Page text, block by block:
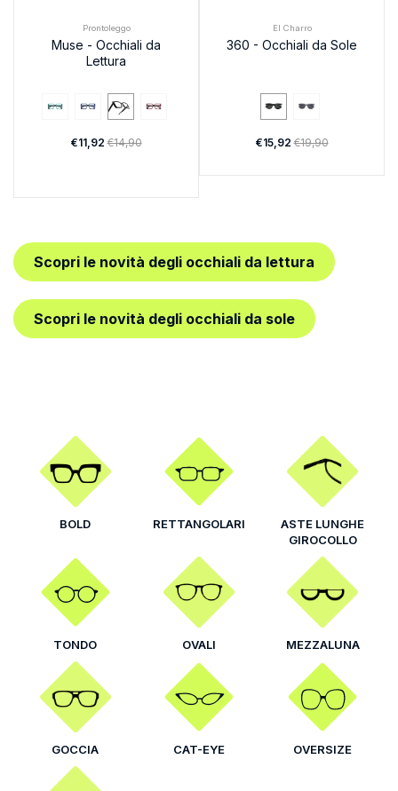
Prontoleggo
Muse - Occhiali da
Lettura
€11,92€14,90
El Charro
360 - Occhiali da Sole
€15,92€19,90
Scopri le novità degli occhiali da lettura
Scopri le novità degli occhiali da sole
BOLD RETTANGOLARI
ASTE LUNGHE
GIROCOLLO
TONDO OVALI MEZZALUNA
GOCCIA CAT-EYE OVERSIZE